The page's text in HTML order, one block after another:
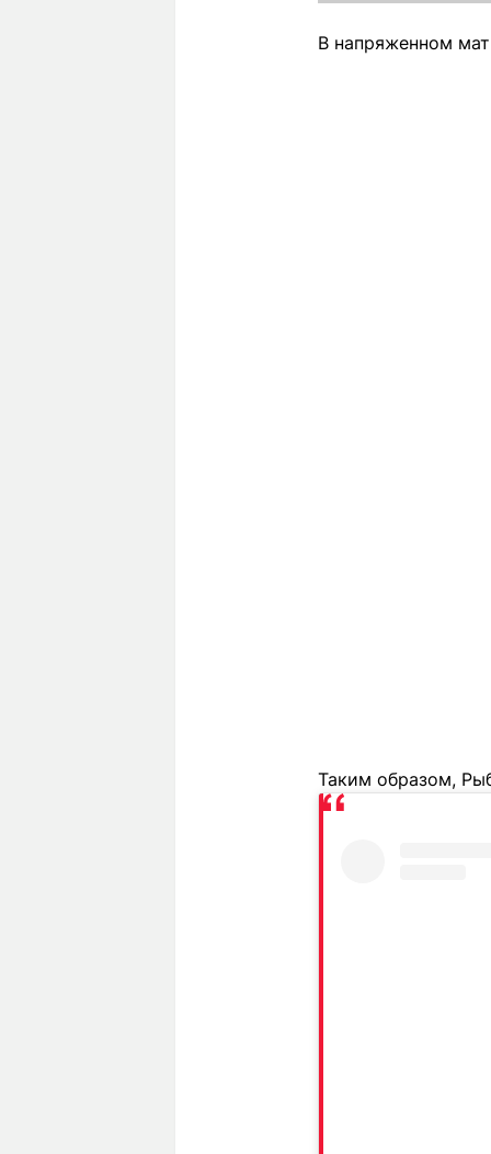
В напряженном
Таким образом,